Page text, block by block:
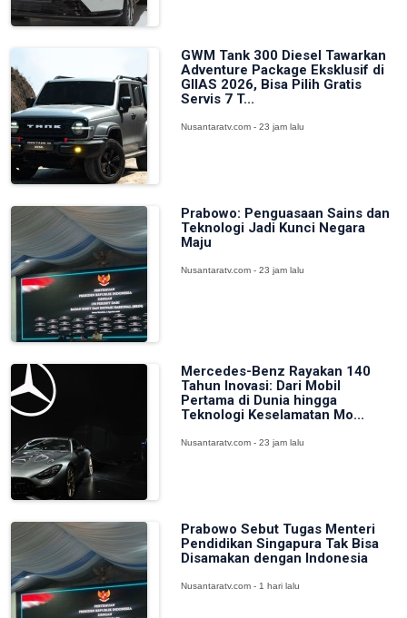
GWM Tank 300 Diesel Tawarkan
Adventure Package Eksklusif di
GIIAS 2026, Bisa Pilih Gratis
Servis 7 T...
Nusantaratv.com - 23 jam lalu
Prabowo: Penguasaan Sains dan
Teknologi Jadi Kunci Negara
Maju
Nusantaratv.com - 23 jam lalu
Mercedes-Benz Rayakan 140
Tahun Inovasi: Dari Mobil
Pertama di Dunia hingga
Teknologi Keselamatan Mo...
Nusantaratv.com - 23 jam lalu
Prabowo Sebut Tugas Menteri
Pendidikan Singapura Tak Bisa
Disamakan dengan Indonesia
Nusantaratv.com - 1 hari lalu